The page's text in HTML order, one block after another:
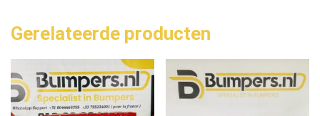
Gerelateerde producten